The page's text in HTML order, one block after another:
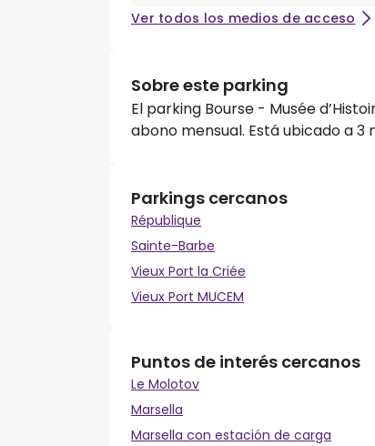
Ver todos los medios de acceso
Sobre este parking
El parking Bourse - Musée
abono mensual. Está ubicado a 3
Parkings cercanos
République
Sainte-Barbe
Vieux Port la Criée
Vieux Port MUCEM
Puntos de interés cercanos
Le Molotov
Marsella
Marsella con estación de carga